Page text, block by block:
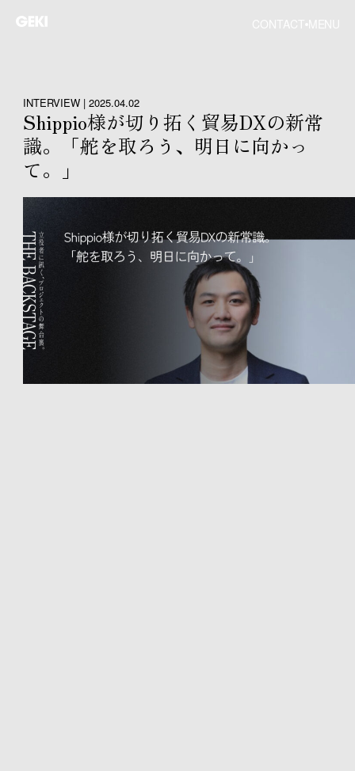
CONTACT MENU
INTERVIEW | 2025.04.02
Shippio様が切り拓く貿易DXの新常
識。「舵を取ろう、明日に向かっ
て。」